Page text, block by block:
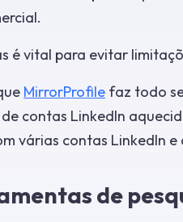
é vital para evitar
MirrorProfile faz todo
contas LinkedIn
várias contas LinkedIn
de